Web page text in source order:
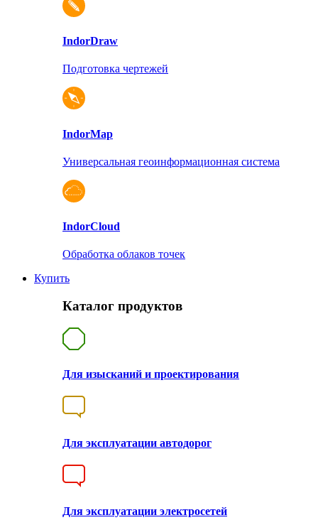
IndorDraw
Подготовка чертежей
IndorMap
Универсальная геоинформационная система
IndorCloud
Обработка облаков точек
Купить
Каталог продуктов
Для изысканий и проектирования
Для эксплуатации автодорог
Для эксплуатации электросетей